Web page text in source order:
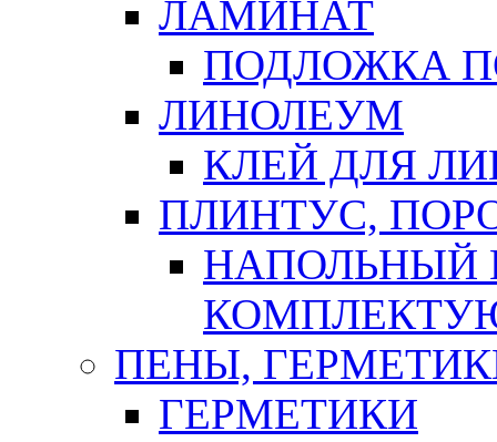
ЛАМИНАТ
ПОДЛОЖКА
ЛИНОЛЕУМ
КЛЕЙ ДЛЯ
ПЛИНТУС,
НАПОЛЬНЫЙ
ПЕНЫ,
ГЕРМЕТИКИ